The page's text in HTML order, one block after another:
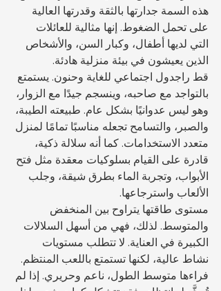
هذه السمة جدارتها بالثقة وقدرتها العالية
على تحمل الضغوط. إنها مثالية للعائلات
التي لديها أطفال، وكبار السن، والأشخاص
الذين يعيشون في بيئة منزلية هادئة.
قط راجدول اجتماعي للغاية وحنون. يستمتع
بالتواجد مع صاحبه، وينسجم جيدًا مع الزوار،
وهو ليس عدوانيًا بشكل عام. طبيعته الطيبة،
والصبر، والتسامح تجعله مناسبًا تمامًا لمنزل
متعدد الاستخدامات. كما أنه سلالة ذكية،
قادرة على القيام بسلوكيات معقدة مثل فتح
الأبواب، وتجربة الماء بطرق شيقة، وجلب
الألعاب واسترجاعها.
مستوى طاقتها يتراوح بين المنخفض
والمتوسط. لذلك، فهي من أسهل السلالات
الكبيرة في العناية. لا تتطلب مستويات
نشاط عالية، لكنها تستمتع باللعب المنتظم.
فراءها متوسط الطول، ناعم وحريري. إذا لم